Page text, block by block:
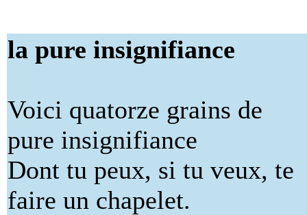
la pure insignifiance
Voici quatorze grains de
pure insignifiance
Dont tu peux, si tu veux, te
faire un chapelet.